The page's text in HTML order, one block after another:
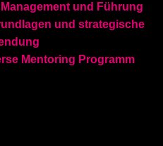
Management und Führung
und strategische
Mentoring Programm